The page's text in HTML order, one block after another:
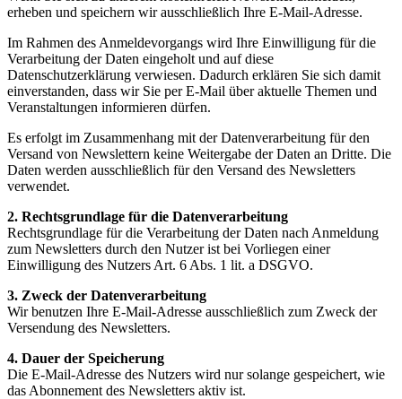
erheben und speichern wir ausschließlich Ihre E-Mail-Adresse.
Im Rahmen des Anmeldevorgangs wird Ihre Einwilligung für die
Verarbeitung der Daten eingeholt und auf diese
Datenschutzerklärung verwiesen. Dadurch erklären Sie sich damit
einverstanden, dass wir Sie per E-Mail über aktuelle Themen und
Veranstaltungen informieren dürfen.
Es erfolgt im Zusammenhang mit der Datenverarbeitung für den
Versand von Newslettern keine Weitergabe der Daten an Dritte. Die
Daten werden ausschließlich für den Versand des Newsletters
verwendet.
2. Rechtsgrundlage für die Datenverarbeitung
Rechtsgrundlage für die Verarbeitung der Daten nach Anmeldung
zum Newsletters durch den Nutzer ist bei Vorliegen einer
Einwilligung des Nutzers Art. 6 Abs. 1 lit. a DSGVO.
3. Zweck der Datenverarbeitung
Wir benutzen Ihre E-Mail-Adresse ausschließlich zum Zweck der
Versendung des Newsletters.
4. Dauer der Speicherung
Die E-Mail-Adresse des Nutzers wird nur solange gespeichert, wie
das Abonnement des Newsletters aktiv ist.